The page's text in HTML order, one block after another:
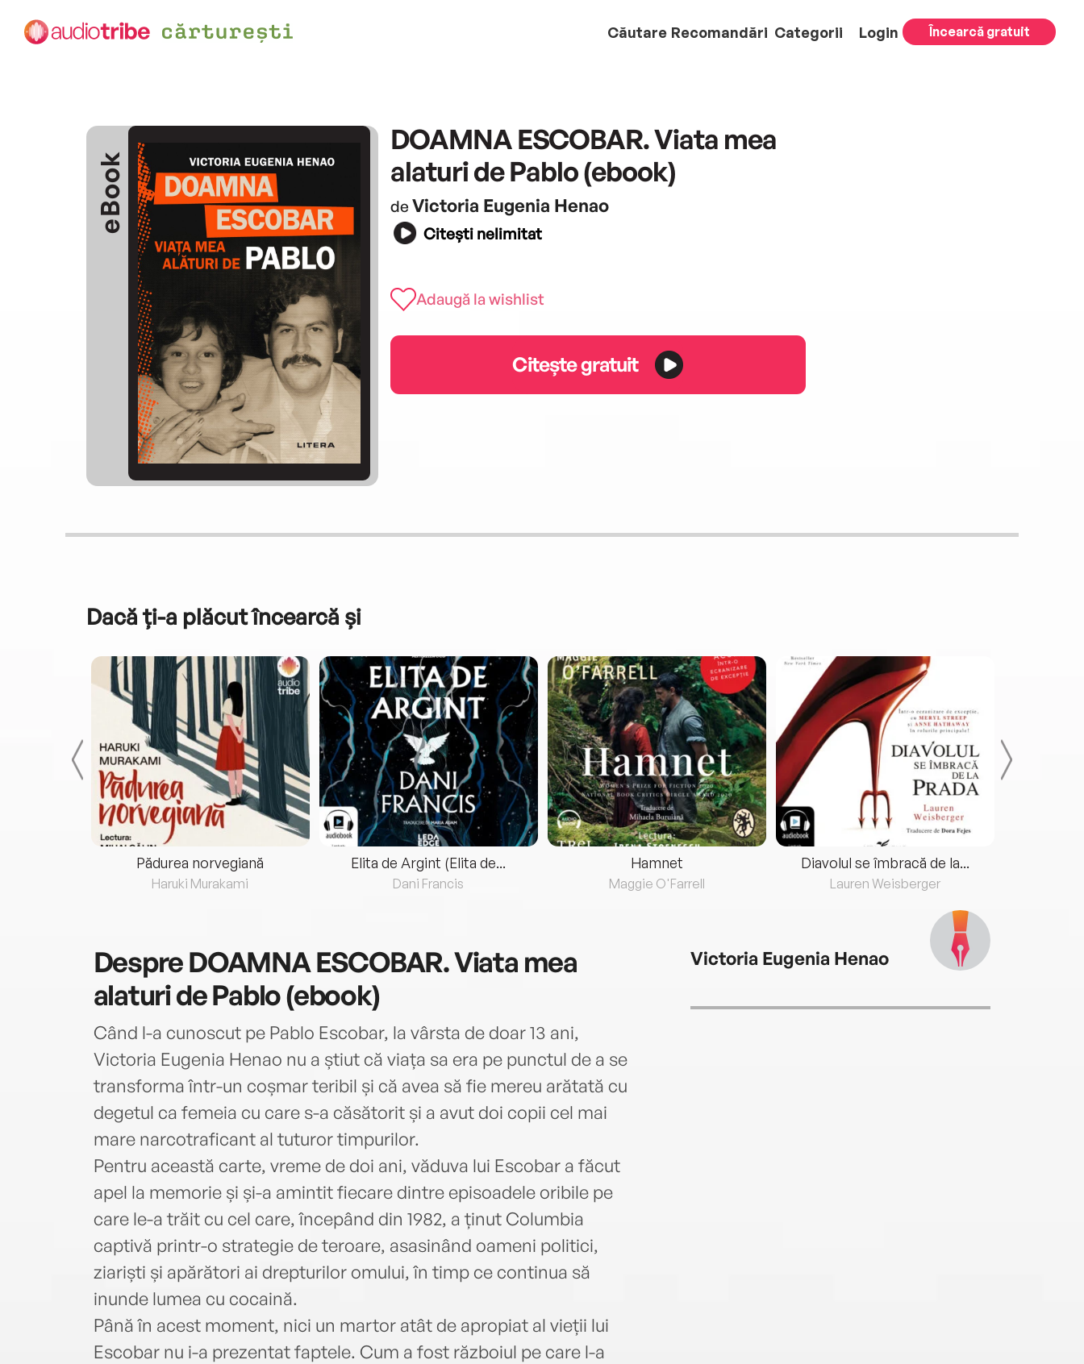
Căutare Recomandări Categorii Login Încearcă gratuit
eBook
DOAMNA ESCOBAR. Viata mea
alaturi de Pablo (ebook)
de Victoria Eugenia Henao
Citești nelimitat
Adaugă la wishlist
Citește gratuit
Dacă ți-a plăcut încearcă și
Pădurea norvegiană
Haruki Murakami
Elita de Argint (Elita de...
Dani Francis
Hamnet
Maggie O'Farrell
Diavolul se îmbracă de la...
Lauren Weisberger
DespreDOAMNA ESCOBAR. Viata mea
alaturi de Pablo (ebook)
Când l-a cunoscut pe Pablo Escobar, la vârsta de doar 13 ani,
Victoria Eugenia Henao nu a știut că viața sa era pe punctul de a se
transforma într-un coșmar teribil și că avea să fie mereu arătată cu
degetul ca femeia cu care s-a căsătorit și a avut doi copii cel mai
mare narcotraficant al tuturor timpurilor.
Pentru această carte, vreme de doi ani, văduva lui Escobar a făcut
apel la memorie și și-a amintit fiecare dintre episoadele oribile pe
care le-a trăit cu cel care, începând din 1982, a ținut Columbia
captivă printr-o strategie de teroare, asasinând oameni politici,
ziariști și apărători ai drepturilor omului, în timp ce continua să
inunde lumea cu cocaină.
Până în acest moment, nici un martor atât de apropiat al vieții lui
Escobar nu i-a prezentat faptele. Cum a fost războiul pe care l-a
Victoria Eugenia Henao